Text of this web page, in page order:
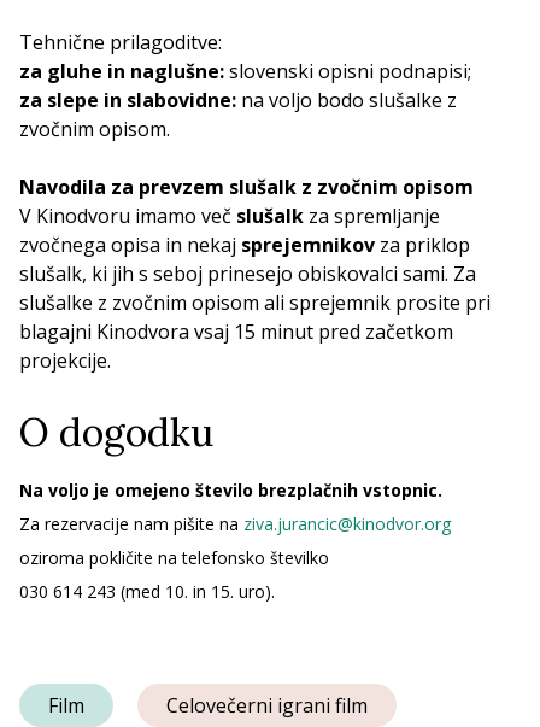
Tehnične prilagoditve:
za gluhe in naglušne:slovenski opisni podnapisi;
za slepe in slabovidne: na voljo bodo slušalke z
zvočnim opisom.
Navodila za prevzem slušalk z zvočnim opisom
V Kinodvoru imamo več slušalk za spremljanje
zvočnega opisa in nekaj sprejemnikov za priklop
slušalk, ki jih s seboj prinesejo obiskovalci sami. Za
slušalke z zvočnim opisom ali sprejemnik prosite pri
blagajni Kinodvora vsaj 15 minut pred začetkom
projekcije.
O dogodku
Na voljo je omejeno število brezplačnih vstopnic.
Za rezervacije nam pišite na ziva.jurancic@kinodvor.org
oziroma pokličite na telefonsko številko
030 614 243 (med 10. in 15. uro).
Film Celovečerni igrani film